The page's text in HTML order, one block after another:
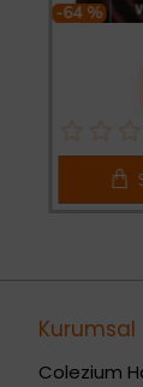
-64 %
Kurumsal
Colezium